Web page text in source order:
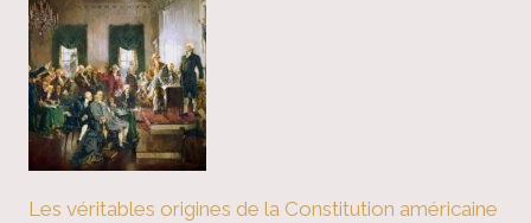
Les véritables origines de la Constitution américaine